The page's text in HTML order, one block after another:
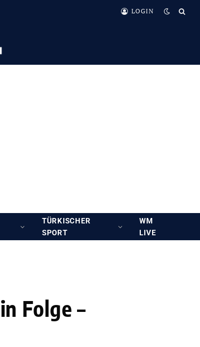
LOGIN
TÜRKISCHER
SPORT
WM
LIVE
Folge –